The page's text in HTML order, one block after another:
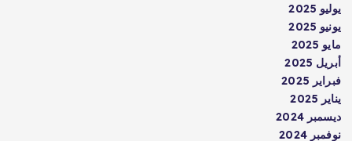
يوليو 2025
يونيو 2025
مايو 2025
أبريل 2025
فبراير 2025
يناير 2025
ديسمبر 2024
نوفمبر 2024